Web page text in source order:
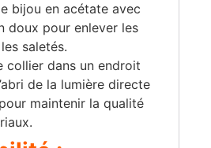
bijou en acétate avec
doux pour enlever les
saletés.
collier dans un endroit
de la lumière directe
maintenir la qualité